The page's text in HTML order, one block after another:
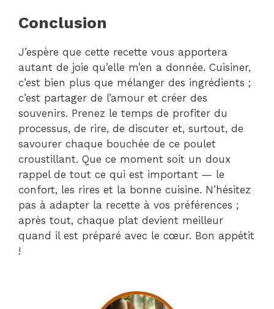
Conclusion
J’espère que cette recette vous apportera
autant de joie qu’elle m’en a donnée. Cuisiner,
c’est bien plus que mélanger des ingrédients ;
c’est partager de l’amour et créer des
souvenirs. Prenez le temps de profiter du
processus, de rire, de discuter et, surtout, de
savourer chaque bouchée de ce poulet
croustillant. Que ce moment soit un doux
rappel de tout ce qui est important — le
confort, les rires et la bonne cuisine. N’hésitez
pas à adapter la recette à vos préférences ;
après tout, chaque plat devient meilleur
quand il est préparé avec le cœur. Bon appétit
!